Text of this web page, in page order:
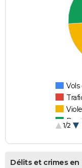
1/2
Délits et crimes en